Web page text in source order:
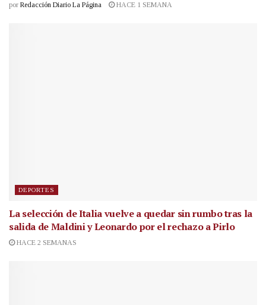
por Redacción Diario La Página HACE 1 SEMANA
DEPORTES
La selección de Italia vuelve a quedar sin rumbo tras la
salida de Maldini y Leonardo por el rechazo a Pirlo
HACE 2 SEMANAS